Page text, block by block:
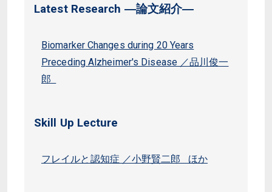
Latest Research ―論文紹介―
Biomarker Changes during 20 Years
Preceding Alzheimer's Disease ／品川俊一
郎
Skill Up Lecture
フレイルと認知症 ／小野賢二郎 ほか